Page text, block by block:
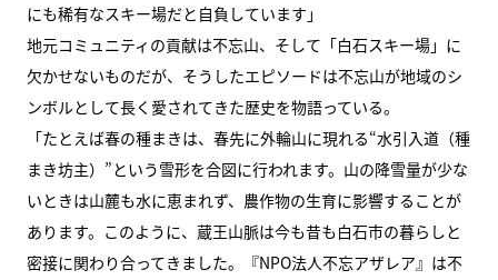
にも稀有なスキー場だと自負しています」
地元コミュニティの貢献は不忘山、そして「白石スキー場」に
欠かせないものだが、そうしたエピソードは不忘山が地域のシ
ンボルとして長く愛されてきた歴史を物語っている。
「たとえば春の種まきは、春先に外輪山に現れる“水引入道（種
まき坊主）”という雪形を合図に行われます。山の降雪量が少な
いときは山麓も水に恵まれず、農作物の生育に影響することが
あります。このように、蔵王山脈は今も昔も白石市の暮らしと
密接に関わり合ってきました。『NPO法人不忘アザレア』は不